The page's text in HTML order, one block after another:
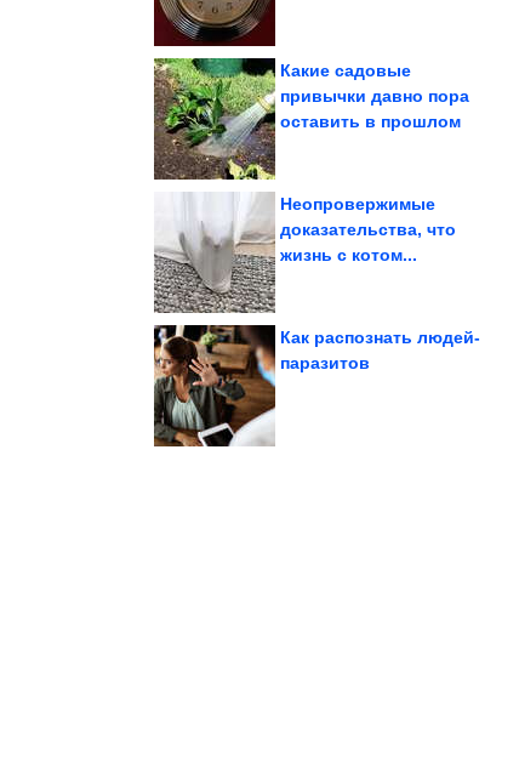
Какие садовые
привычки давно пора
оставить в прошлом
Неопровержимые
доказательства, что
жизнь с котом...
Смешные видео
Как распознать людей-
паразитов